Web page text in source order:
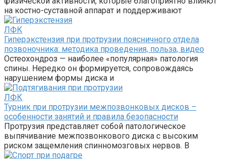
на костно-суставной аппарат и поддерживают
ЛФК
Гиперэкстензия при протрузии поясничного отдела
позвоночника: методика проведения, польза, видео
Остеохондроз — наиболее «популярная» патология
спины. Нередко он формируется, сопровождаясь
нарушением формы диска и
ЛФК
Турник при протрузии межпозвонковых дисков –
особенности занятий и правила безопасности
Протрузия представляет собой патологическое
выпячивание межпозвонкового диска с высоким
риском защемления спинномозговых нервов. В